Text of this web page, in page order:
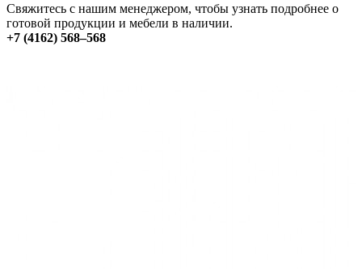
Свяжитесь с нашим менеджером, чтобы узнать подробнее о
готовой продукции и мебели в наличии.
+7 (4162) 568–568